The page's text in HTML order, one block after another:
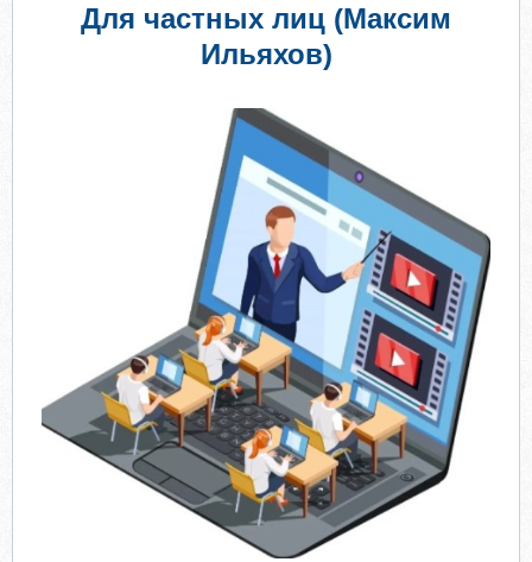
Для частных лиц (Максим
Ильяхов)